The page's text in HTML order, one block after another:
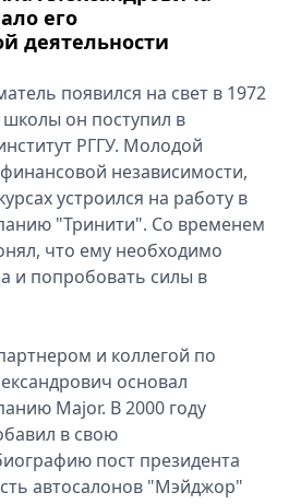
его
деятельности
появился на свет в 1972
он поступил в
РГГУ. Молодой
независимости,
устроился на работу в
"Тринити". Со временем
что ему необходимо
и попробовать силы в
и коллегой по
основал
Major. В 2000 году
в свою
пост президента
автосалонов "Мэйджор"